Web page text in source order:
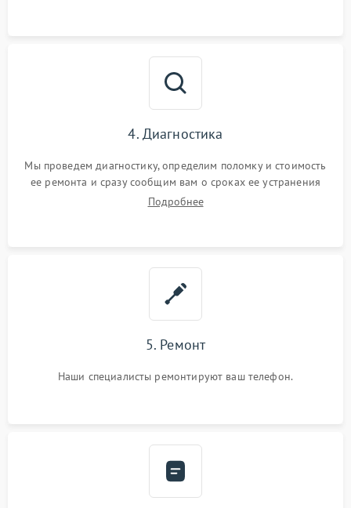
4. Диагностика
Мы проведем диагностику, определим поломку и стоимость
ее ремонта и сразу сообщим вам о сроках ее устранения
Подробнее
5. Ремонт
Наши специалисты ремонтируют ваш телефон.